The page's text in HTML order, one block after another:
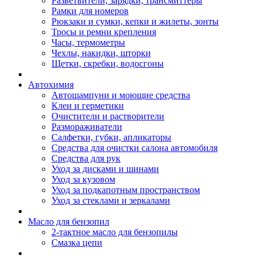
Рамки для номеров
Рюкзаки и сумки, кепки и жилеты, зонты
Тросы и ремни крепления
Часы, термометры
Чехлы, накидки, шторки
Щетки, скребки, водосгоны
Автохимия
Автошампуни и моющие средства
Клеи и герметики
Очистители и растворители
Размораживатели
Салфетки, губки, апликаторы
Средства для очистки салона автомобиля
Средства для рук
Уход за дисками и шинами
Уход за кузовом
Уход за подкапотным пространством
Уход за стеклами и зеркалами
Масло для бензопил
2-тактное масло для бензопилы
Cмазка цепи